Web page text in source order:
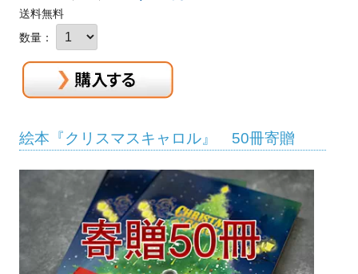
送料無料
数量：
絵本『クリスマスキャロル』 50冊寄贈